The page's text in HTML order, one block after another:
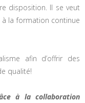
disposition. Il se veut
la formation continue
afin d’offrir des
qualité!
à la collaboration